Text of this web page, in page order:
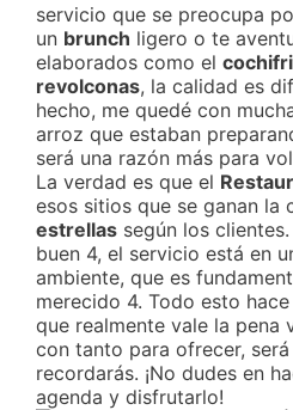
servicio que se preocupa
un brunch ligero o te
elaborados como el
revolconas, la calidad es
hecho, me quedé con
arroz que estaban
será una razón más para
La verdad es que el
esos sitios que se ganan la
estrellas según los
buen 4, el servicio está en
ambiente, que es
merecido 4. Todo esto
que realmente vale la pena
con tanto para ofrecer,
recordarás. ¡No dudes en
agenda y disfrutarlo!